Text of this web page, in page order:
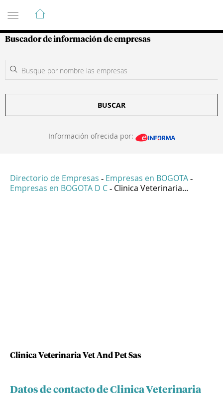
Guía de Empresas Colombianas
Buscador de información de empresas
BUSCAR
Información ofrecida por:
Directorio de Empresas - Empresas en BOGOTA -
Empresas en BOGOTA D C - Clinica Veterinaria...
Clinica Veterinaria Vet And Pet Sas
Datos de contacto de Clinica Veterinaria